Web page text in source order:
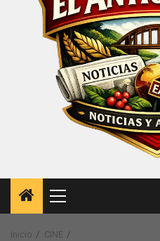
Menú
principal
Inicio
CINE